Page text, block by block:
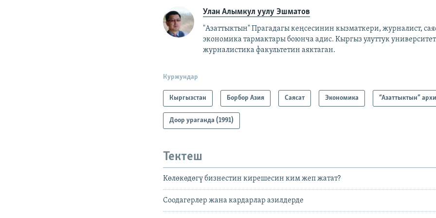
Улан Алымкул уулу Эшматов
"Азаттыктын" Прагадагы кеңсесинин кызматкери, журналист,
экономика тармактары боюнча адис. Кыргыз улуттук
журналистика факультетин аяктаган.
Куржундар
Кыргызстан Борбор Азия Саясат Экономика “Азаттыктын”
Доор ураганда (1991)
Тектеш
Көлөкөдөгү бизнестин кирешесин ким жеп жатат?
Соодагерлер жана кардарлар азилдерде